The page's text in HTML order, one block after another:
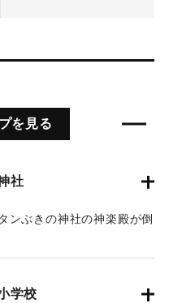
を見る
社
ンぶきの神社の神楽殿が倒
学校